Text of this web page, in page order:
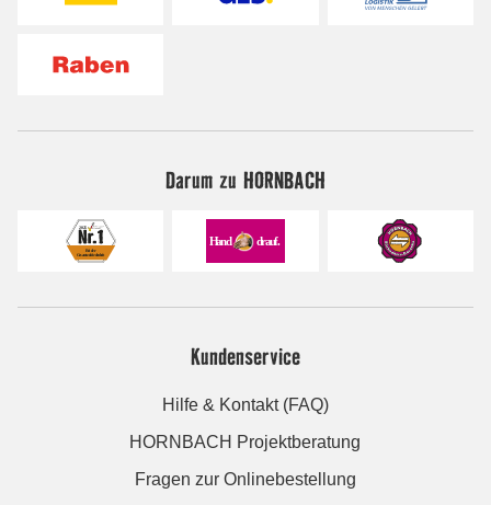
Darum zu HORNBACH
Kundenservice
Hilfe & Kontakt (FAQ)
HORNBACH Projektberatung
Fragen zur Onlinebestellung